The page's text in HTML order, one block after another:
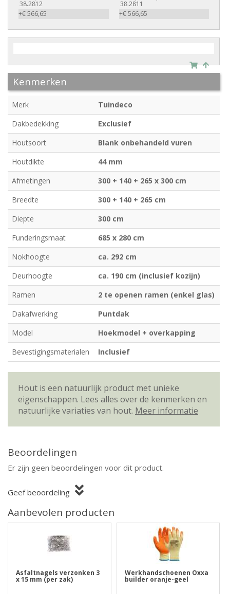
38.2812
+€ 566,65
38.2811
+€ 566,65
Kenmerken
Merk
Tuindeco
Dakbedekking
Exclusief
Houtsoort
Blank onbehandeld vuren
Houtdikte
44 mm
Afmetingen
300 + 140 + 265 x 300 cm
Breedte
300 + 140 + 265 cm
Diepte
300 cm
Funderingsmaat
685 x 280 cm
Nokhoogte
ca. 292 cm
Deurhoogte
ca. 190 cm (inclusief kozijn)
Ramen
2 te openen ramen (enkel glas)
Dakafwerking
Puntdak
Model
Hoekmodel + overkapping
Bevestigingsmaterialen
Inclusief
Hout is een natuurlijk product met unieke
eigenschappen. Lees alles over de kenmerken en
natuurlijke variaties van hout. Meer informatie
Beoordelingen
Er zijn geen beoordelingen voor dit product.
Geef beoordeling
Aanbevolen producten
Asfaltnagels verzonken 3
x 15 mm (per zak)
Werkhandschoenen Oxxa
builder oranje-geel